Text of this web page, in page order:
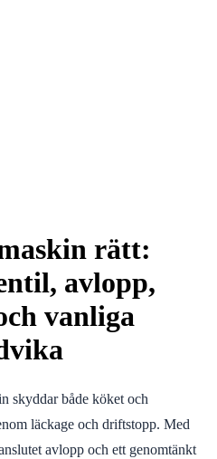
rätt:
avlopp,
vanliga
skyddar både köket och
läckage och driftstopp. Med
avlopp och ett genomtänkt